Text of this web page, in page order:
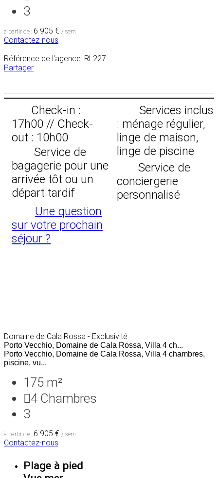
3
à partir de : 6 905 € / sem
Contactez-nous
Référence de l’agence: RL227
Partager
Check-in :
17h00 // Check-
out : 10h00
Service de
bagagerie pour une
arrivée tôt ou un
départ tardif
Une question
sur votre prochain
séjour ?
Services inclus
: ménage régulier,
linge de maison,
linge de piscine
Service de
conciergerie
personnalisé
Domaine de Cala Rossa - Exclusivité
Porto Vecchio, Domaine de Cala Rossa, Villa 4 ch...
Porto Vecchio, Domaine de Cala Rossa, Villa 4 chambres,
piscine, vu...
175 m²
4 Chambres
3
à partir de : 6 905 € / sem
Contactez-nous
Plage à pied